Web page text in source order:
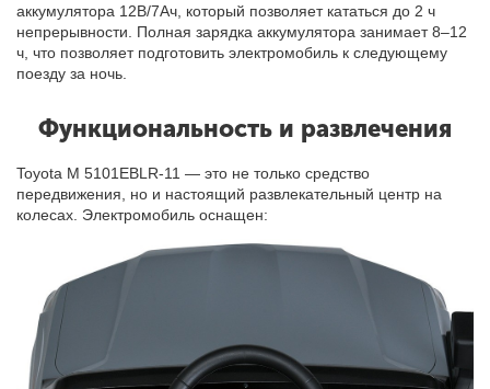
аккумулятора 12В/7Ач, который позволяет кататься до 2 ч
непрерывности. Полная зарядка аккумулятора занимает 8–12
ч, что позволяет подготовить электромобиль к следующему
поезду за ночь.
Функциональность и развлечения
Toyota M 5101EBLR-11 — это не только средство
передвижения, но и настоящий развлекательный центр на
колесах. Электромобиль оснащен: